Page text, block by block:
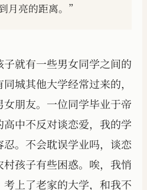
月亮的距离。”
就有一些男女同学之间的
城其他大学经常过来的，
朋友。一位同学毕业于帝
中不反对谈恋爱，我的学
。不会耽误学业吗，谈恋
孩子有些困惑。唉，我悄
上了老家的大学，和我不